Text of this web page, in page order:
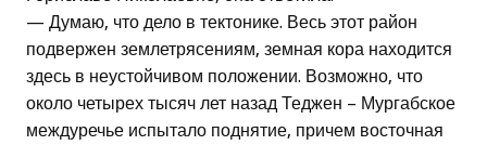
— Думаю, что дело в тектонике. Весь этот район
подвержен землетрясениям, земная кора находится
здесь в неустойчивом положении. Возможно, что
около четырех тысяч лет назад Теджен – Мургабское
междуречье испытало поднятие, причем восточная